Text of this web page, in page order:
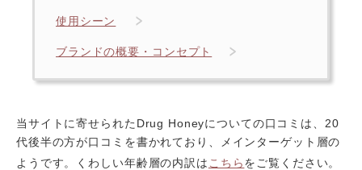
使用シーン
ブランドの概要・コンセプト
当サイトに寄せられたDrug Honeyについての口コミは、20
代後半の方が口コミを書かれており、メインターゲット層の
ようです。くわしい年齢層の内訳は こちらをご覧ください。